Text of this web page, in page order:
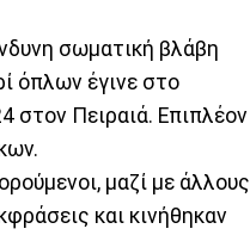
σωματική βλάβη
όπλων έγινε στο
στον Πειραιά. Επιπλέον
μαζί με άλλους
και κινήθηκαν